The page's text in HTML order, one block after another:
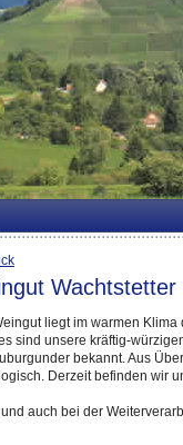
Wachtstetter
liegt im warmen
sind unsere kräftig-
bekannt. Aus
Derzeit befinden wir
auch bei der